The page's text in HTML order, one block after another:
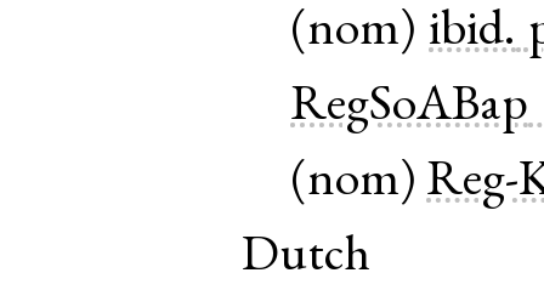
(nom) ibid.
RegSoABap
(nom) Reg-
Dutch